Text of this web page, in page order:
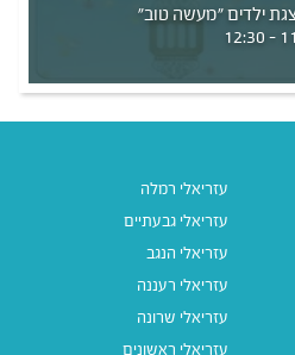
ילדים ״מעשה טוב״
עזריאלי רמלה
עזריאלי גבעתיים
עזריאלי הנגב
עזריאלי רעננה
עזריאלי שרונה
עזריאלי ראשונים